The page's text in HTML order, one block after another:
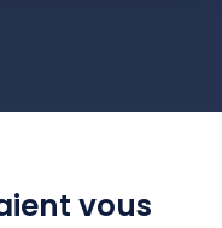
vous